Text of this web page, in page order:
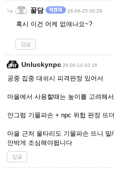
꿀담 26-06-25 00:29
혹시 이건 어케 없애나요~?
답글
Unluckynpc 26-06-14 02:16
공중 집중 대쉬시 피격판정 있어서
마을에서 사용할때는 높이를 고려해
안그럼 기물파손 + npc 위헙 판정 뜨
마을 근처 울타리도 기물파손 뜨니 말
안박게 조심해야됩니다
답글